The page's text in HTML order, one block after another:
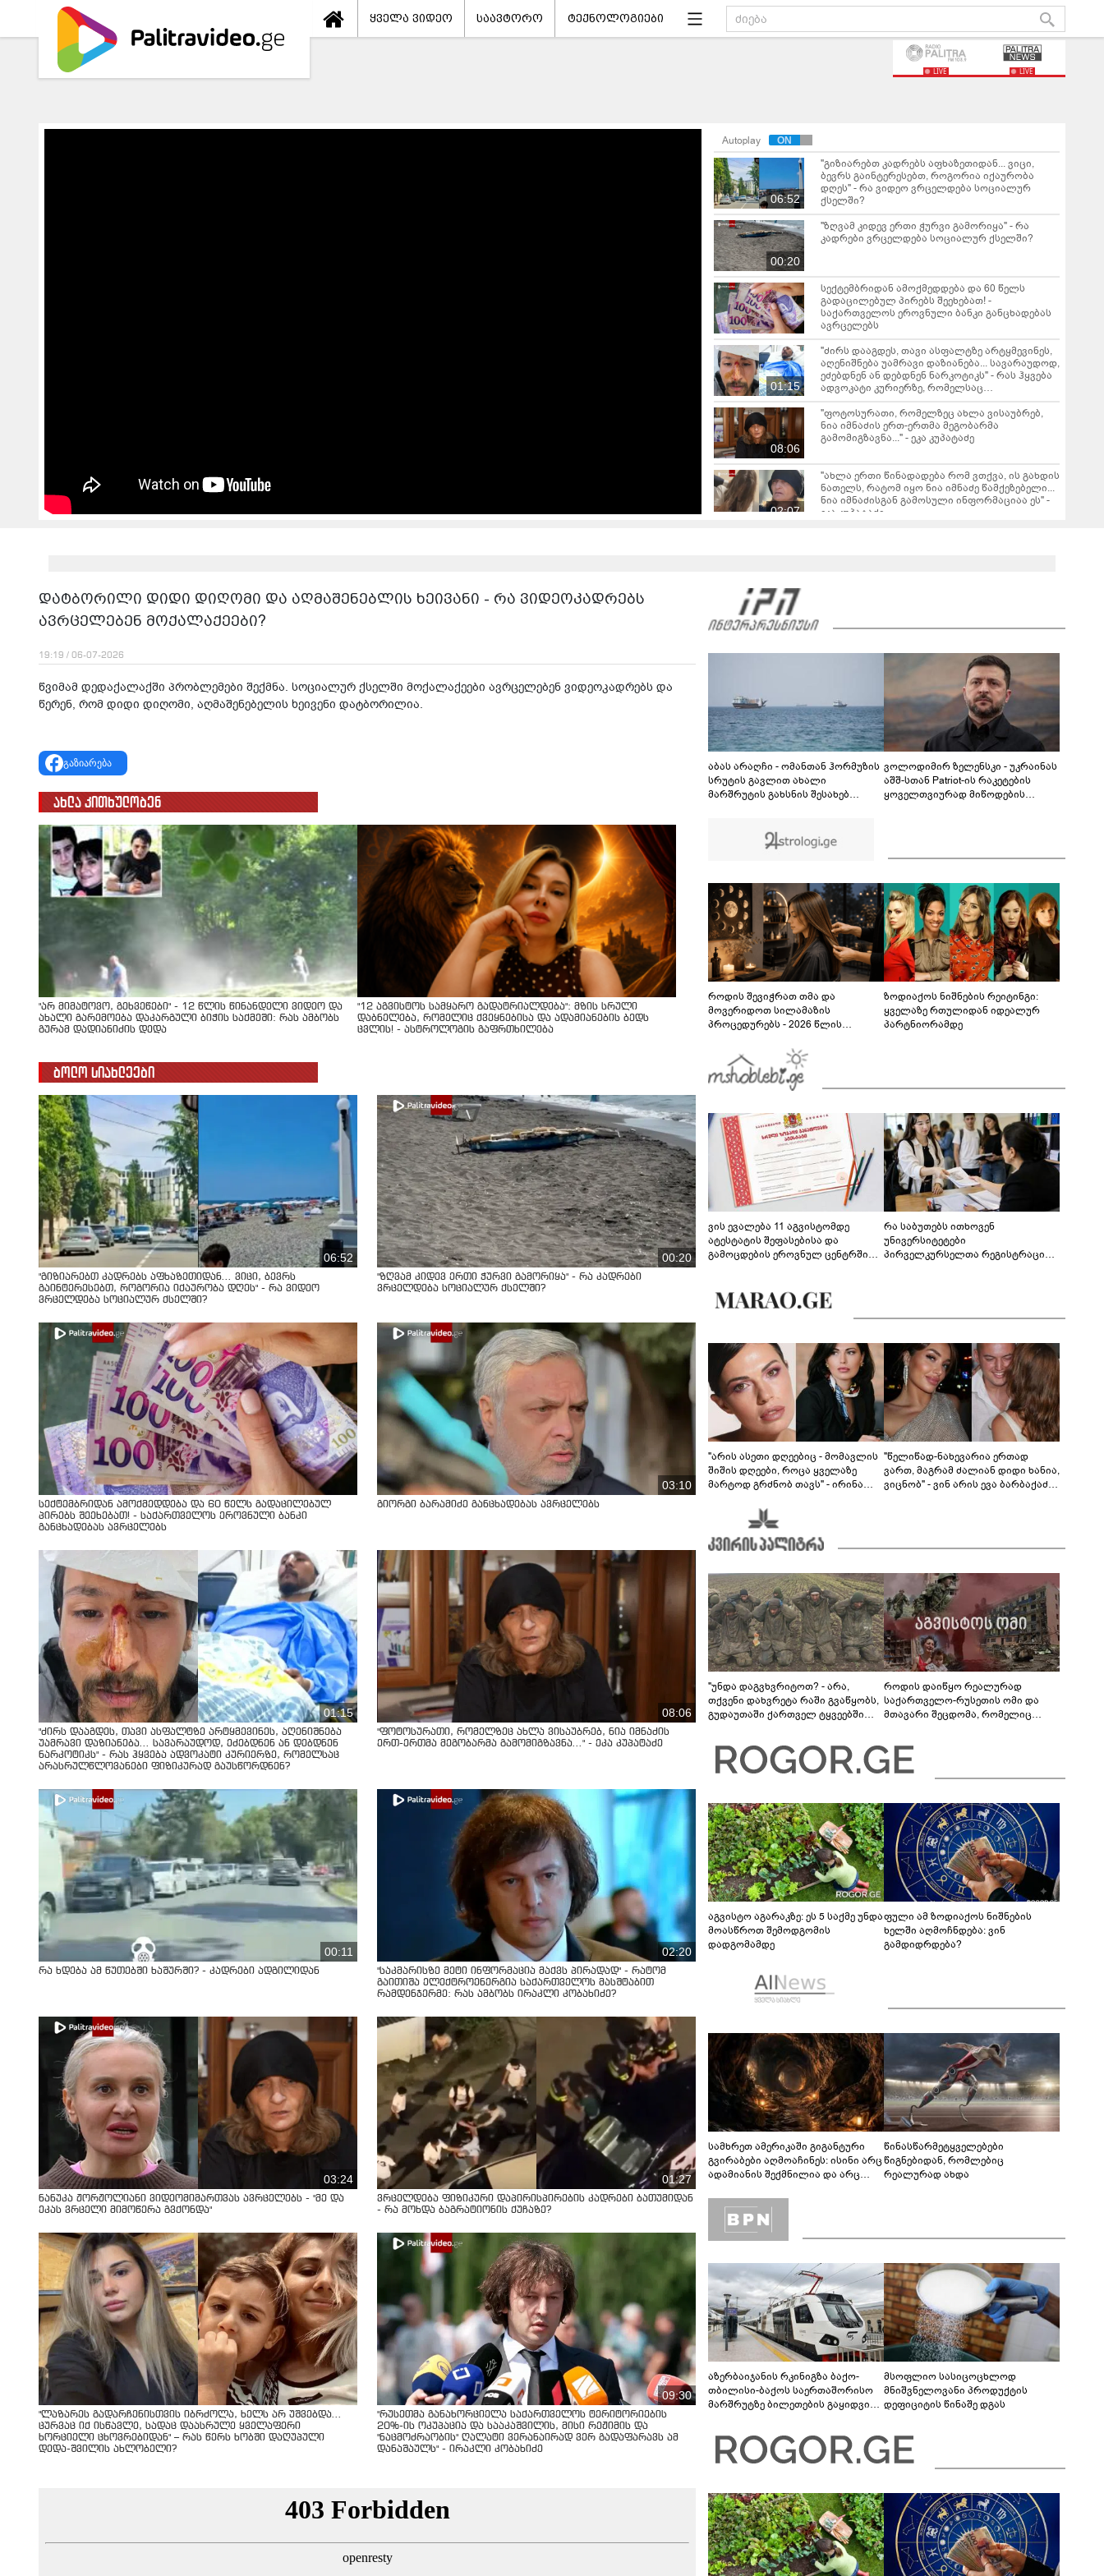
ყველა ვიდეო საავტორო ტექნოლოგიები
LIVE LIVE
Autoplay
06:52
"გიზიარებთ კადრებს აფხაზეთიდან... ვიცი,
ბევრს გაინტერესებთ, როგორია იქაურობა
დღეს" - რა ვიდეო ვრცელდება სოციალურ
ქსელში?
00:20
"ზღვამ კიდევ ერთი ჭურვი გამორიყა" - რა
კადრები ვრცელდება სოციალურ ქსელში?
სექტემბრიდან ამოქმედდება და 60 წელს
გადაცილებულ პირებს შეეხებათ! -
საქართველოს ეროვნული ბანკი განცხადებას
ავრცელებს
01:15
"ძირს დააგდეს, თავი ასფალტზე არტყმევინეს,
აღენიშნება უამრავი დაზიანება... სავარაუდოდ,
ეძებდნენ ან დებდნენ ნარკოტიკს" - რას ჰყვება
ადვოკატი კურიერზე, რომელსაც
არასრულწლოვანები ფიზიკურად
გაუსწორდნენ?
08:06
"ფოტოსურათი, რომელზეც ახლა ვისაუბრებ,
ნია იმნაძის ერთ-ერთმა მეგობარმა
გამომიგზავნა..." - ეკა კუპატაძე
02:07
"ახლა ერთი წინადადება რომ ვთქვა, ის გახდის
ნათელს, რატომ იყო ნია იმნაძე წამქეზებელი...
ნია იმნაძისგან გამოსული ინფორმაციაა ეს" -
ეკა კუპატაძე
მარტო არასრულწლოვანების ჯგუფი" - რა
მარშის - „გვახსოვს გმირები, გვახსოვს მტერი” -
მონაწილეებმა გმირთა მემორიალთან
სანთლები დაანთეს და გმირების ხსოვნას
პატივი მიაგეს: კადრები ადგილიდან
"იპოვონ ერთი გოგონა, ვისაც გიგა
სექსუალურად ავიწროებდა - თუ გამოჩნდება 10
000 ლარს ოფიციალურად, სახალხოდ
გადავცემ" - ეკა კუპატაძე განცხადებას
ავრცელებს
დატბორილი დიდი დიღომი და აღმაშენებლის ხეივანი - რა ვიდეოკადრებს
ავრცელებენ მოქალაქეები?
19:19 / 06-07-2026
წვიმამ დედაქალაქში პრობლემები შექმნა. სოციალურ ქსელში მოქალაქეები ავრცელებენ ვიდეოკადრებს და
წერენ, რომ დიდი დიღომი, აღმაშენებელის ხეივენი დატბორილია.
გაზიარება
ახლა კითხულობენ
"არ მიმატოვო, გეხვეწები" - 12 წლის წინანდელი ვიდეო და
ახალი გარემოება დაკარგული ბიჭის საქმეში: რას ამბობს
გურამ დადიანიძის დედა
"12 აგვისტოს სამყარო გადატრიალდება": მზის სრული
დაბნელება, რომელიც ქვეყნებისა და ადამიანების ბედს
ცვლის! - ასტროლოგის გაფრთხილება
ბოლო სიახლეები
06:52
"გიზიარებთ კადრებს აფხაზეთიდან... ვიცი, ბევრს
გაინტერესებთ, როგორია იქაურობა დღეს" - რა ვიდეო
ვრცელდება სოციალურ ქსელში?
00:20
"ზღვამ კიდევ ერთი ჭურვი გამორიყა" - რა კადრები
ვრცელდება სოციალურ ქსელში?
სექტემბრიდან ამოქმედდება და 60 წელს გადაცილებულ
პირებს შეეხებათ! - საქართველოს ეროვნული ბანკი
განცხადებას ავრცელებს
03:10
გიორგი ბარამიძე განცხადებას ავრცელებს
01:15
"ძირს დააგდეს, თავი ასფალტზე არტყმევინეს, აღენიშნება
უამრავი დაზიანება... სავარაუდოდ, ეძებდნენ ან დებდნენ
ნარკოტიკს" - რას ჰყვება ადვოკატი კურიერზე, რომელსაც
არასრულწლოვანები ფიზიკურად გაუსწორდნენ?
08:06
"ფოტოსურათი, რომელზეც ახლა ვისაუბრებ, ნია იმნაძის
ერთ-ერთმა მეგობარმა გამომიგზავნა..." - ეკა კუპატაძე
00:11
რა ხდება ამ წუთებში ხაშურში? - კადრები ადგილიდან
02:20
"საკმარისზე მეტი ინფორმაცია მაქვს პირადად" - რატომ
გაითიშა ელექტროენერგია საქართველოს მასშტაბით
რამდენჯერმე: რას ამბობს ირაკლი კობახიძე?
03:24
ნანუკა ჟორჟოლიანი ვიდეომიმართვას ავრცელებს - "მე და
ეკას ვრცელი მიმოწერა გვქონდა"
01:27
ვრცელდება ფიზიკური დაპირისპირების კადრები ბათუმიდან
- რა მოხდა ბაგრატიონის ქუჩაზე?
"ლაზარეს გადარჩენისთვის იბრძოლა, ხელს არ უშვებდა…
ცურვაც იქ ისწავლე, სადაც დაასრულე ყველაფერი
ხორციელი ცხოვრებიდან" – რას წერს ხობში დაღუპული
დედა-შვილის ახლობელი?
09:30
"რუსეთმა განახორციელა საქართველოს ტერიტორიების
20%-ის ოკუპაცია და სააკაშვილის, მისი რეჟიმის და
"ნაცმოძრაობის" ღალატი ვერანაირად ვერ გადაფარავს ამ
დანაშაულს" - ირაკლი კობახიძე
აბას არაღჩი - ომანთან ჰორმუზის
სრუტის გავლით ახალი
მარშრუტის გახსნის შესახებ
გაგებული, როგორც ჰორმუზის
სრუტის ხელახლა გახსნა
ვოლოდიმირ ზელენსკი - უკრაინას
აშშ-სთან Patriot-ის რაკეტების
ყოველთვიურად მიწოდების
როდის შევიჭრათ თმა და
მოვერიდოთ სილამაზის
პროცედურებს - 2026 წლის
გზამკვლევი
ზოდიაქოს ნიშნების რეიტინგი:
ყველაზე რთულიდან იდეალურ
პარტნიორამდე
ვის ევალება 11 აგვისტომდე
ატესტატის შეფასებისა და
გამოცდების ეროვნულ ცენტრში
რა საბუთებს ითხოვენ
უნივერსიტეტები
პირველკურსელთა რეგისტრაციის
"არის ასეთი დღეებიც - მომავლის
შიშის დღეები, როცა ყველაზე
მარტოდ გრძნობ თავს" - ირინა
"წელიწად-ნახევარია ერთად
ვართ, მაგრამ ძალიან დიდი ხანია,
ვიცნობ" - ვინ არის ევა ბარბაქაძის
"უნდა დაგვხვრიტოთ? - არა,
თქვენი დახვრეტა რაში გვაწყობს,
გუდაუთაში ქართველ ტყვეებში
როდის დაიწყო რეალურად
საქართველო-რუსეთის ომი და
მთავარი შეცდომა, რომელიც
აგვისტო აგარაკზე: ეს 5 საქმე უნდა
მოასწროთ შემოდგომის
დადგომამდე
ფული ამ ზოდიაქოს ნიშნების
ხელში აღმოჩნდება: ვინ
გამდიდრდება?
სამხრეთ ამერიკაში გიგანტური
გვირაბები აღმოაჩინეს: ისინი არც
ადამიანის შექმნილია და არც
ლაბირინთები?
წინასწარმეტყველებები
წიგნებიდან, რომლებიც
რეალურად ახდა
აზერბაიჯანის რკინიგზა ბაქო-
თბილისი-ბაქოს საერთაშორისო
მარშრუტზე ბილეთების გაყიდვის
მსოფლიო სასიცოცხლოდ
მნიშვნელოვანი პროდუქტის
დეფიციტის წინაშე დგას